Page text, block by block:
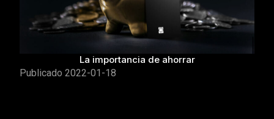
La importancia de ahorrar
Publicado 2022-01-18